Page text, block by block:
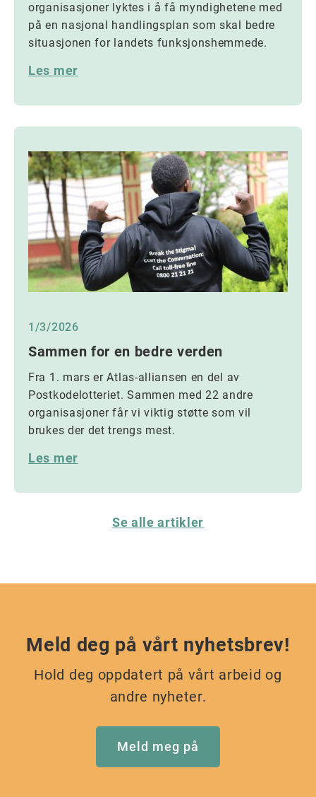
organisasjoner lyktes i å få myndighetene med
på en nasjonal handlingsplan som skal bedre
situasjonen for landets funksjonshemmede.
Les mer
1/3/2026
Sammen for en bedre verden
Fra 1. mars er Atlas-alliansen en del av
Postkodelotteriet. Sammen med 22 andre
organisasjoner får vi viktig støtte som vil
brukes der det trengs mest.
Les mer
Se alle artikler
Meld deg på vårt nyhetsbrev!
Hold deg oppdatert på vårt arbeid og
andre nyheter.
Meld meg på